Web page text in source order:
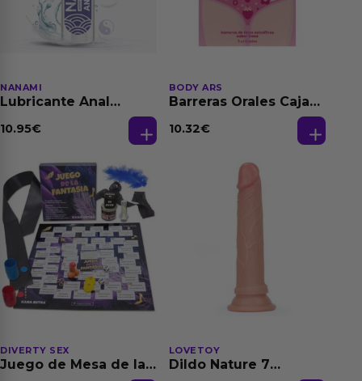
NANAMI
Lubricante Anal
Dilatación Base Agua
10.95€
BODY ARS
Barreras Orales Caja
10.32€
DIVERTY SEX
Juego de Mesa de las
LOVETOY
Dildo Nature 7